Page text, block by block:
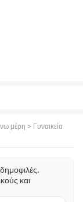
μέρη > Γυναικεία
και